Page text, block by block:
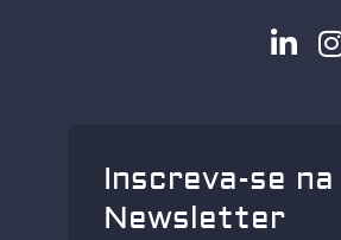
Inscreva-se na
Newsletter